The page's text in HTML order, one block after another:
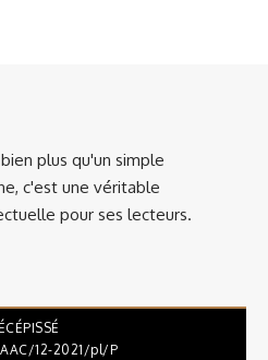
plus qu'un simple
c'est une véritable
pour ses lecteurs.
12-2021/pl/P